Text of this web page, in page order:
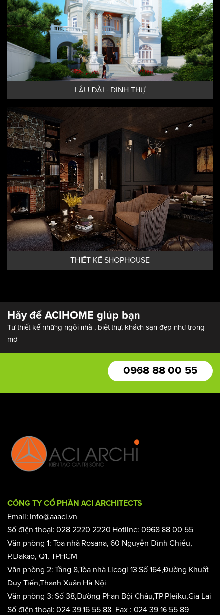
LÂU ĐÀI - DINH THỰ
Hãy để ACIHOME giúp bạn
Tư thiết kế những ngôi nhà , biệt thự, khách sạn đẹp như trong
CÔNG TY CỔ PHẦN ACI ARCHITECTS
Email: info@aaaci.vn
Số điện thoại: 028 2220 2220 Hotline: 0968 88 00 55
Văn phòng 1: Tòa nhà Rosana, 60 Nguyễn Đình Chiểu,
P.Đakao, Q1, TPHCM
Văn phòng 2: Tầng 8,Tòa nhà Licogi 13,Số 164,Đường Khuất